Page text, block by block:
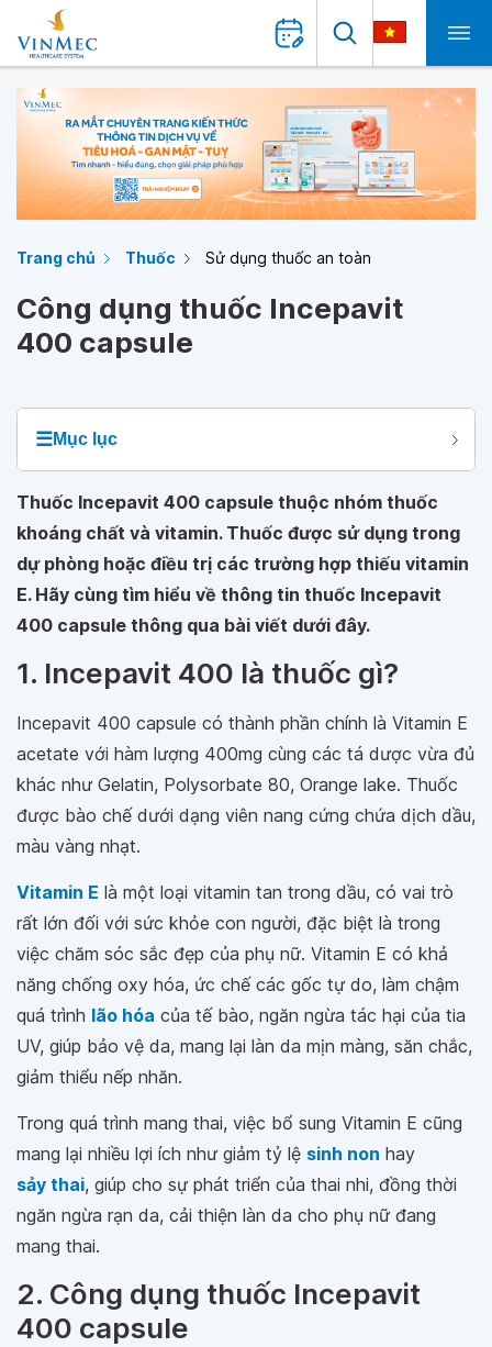
Trang chủ Thuốc Sử dụng thuốc an toàn
Công dụng thuốc Incepavit
400 capsule
☰Mục lục
Thuốc Incepavit 400 capsule thuộc nhóm thuốc
khoáng chất và vitamin. Thuốc được sử dụng trong
dự phòng hoặc điều trị các trường hợp thiếu vitamin
E. Hãy cùng tìm hiểu về thông tin thuốc Incepavit
400 capsule thông qua bài viết dưới đây.
1. Incepavit 400 là thuốc gì?
Incepavit 400 capsule có thành phần chính là Vitamin E
acetate với hàm lượng 400mg cùng các tá dược vừa đủ
khác như Gelatin, Polysorbate 80, Orange lake. Thuốc
được bào chế dưới dạng viên nang cứng chứa dịch dầu,
màu vàng nhạt.
Vitamin E là một loại vitamin tan trong dầu, có vai trò
rất lớn đối với sức khỏe con người, đặc biệt là trong
việc chăm sóc sắc đẹp của phụ nữ. Vitamin E có khả
năng chống oxy hóa, ức chế các gốc tự do, làm chậm
quá trình lão hóa của tế bào, ngăn ngừa tác hại của tia
UV, giúp bảo vệ da, mang lại làn da mịn màng, săn chắc,
giảm thiểu nếp nhăn.
Trong quá trình mang thai, việc bổ sung Vitamin E cũng
mang lại nhiều lợi ích như giảm tỷ lệ sinh non hay
sảy thai, giúp cho sự phát triển của thai nhi, đồng thời
ngăn ngừa rạn da, cải thiện làn da cho phụ nữ đang
mang thai.
2. Công dụng thuốc Incepavit
400 capsule